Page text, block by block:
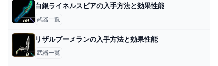
白銀ライネルスピアの入手方法と効果性能
武器一覧
リザルブーメランの入手方法と効果性能
武器一覧